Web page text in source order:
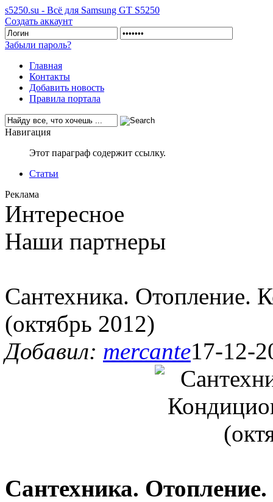
s5250.su - Всё для Samsung GT S5250
Создать аккаунт
Забыли пароль?
Главная
Контакты
Добавить новость
Правила портала
Навигация
Этот параграф содержит ссылку.
Статьи
Реклама
Интересное
Наши партнеры
Сантехника. Отопление.
(октябрь 2012)
Добавил: mercante17-12-
Сантехника.